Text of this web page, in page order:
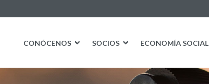
CONÓCENOS SOCIOS ECONOMÍA SOCIAL